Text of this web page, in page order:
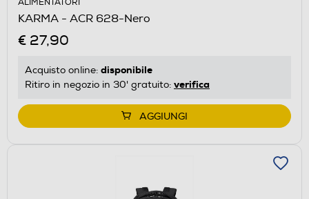
ALIMENTATORI
KARMA - ACR 628-Nero
€ 27,90
Acquisto online: disponibile
Ritiro in negozio in 30' gratuito: verifica
AGGIUNGI